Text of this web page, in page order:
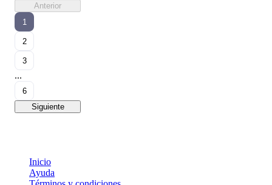
Anterior
1
2
3
...
6
Siguiente
Inicio
Ayuda